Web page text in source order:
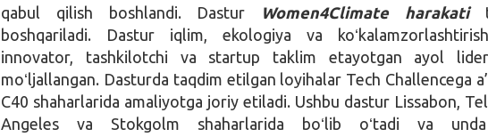
qabul qilish boshlandi. Dastur
Women4Climate harakati
boshqariladi. Dastur iqlim, ekologiya va
innovator, tashkilotchi va startup taklim etayotgan ayol
moʻljallangan. Dasturda taqdim etilgan loyihalar Tech Challencega
C40 shaharlarida amaliyotga joriy etiladi. Ushbu dastur Lissabon,
Angeles va Stokgolm shaharlarida boʻlib oʻtadi va